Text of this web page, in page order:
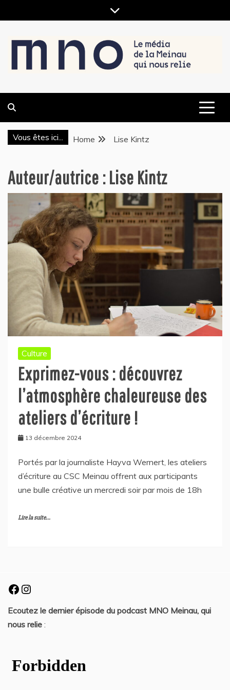
to
Vous êtes ici... Home Lise Kintz
Auteur/autrice :Lise Kintz
Culture
Exprimez-vous : découvrez
l’atmosphère chaleureuse des
ateliers d’écriture !
13 décembre 2024
Portés par la journaliste Hayva Wernert, les ateliers
d’écriture au CSC Meinau offrent aux participants
une bulle créative un mercredi soir par mois de 18h
Lire la suite...
Facebook
Ecoutez le dernier épisode du podcast MNO Meinau, qui
nous relie :